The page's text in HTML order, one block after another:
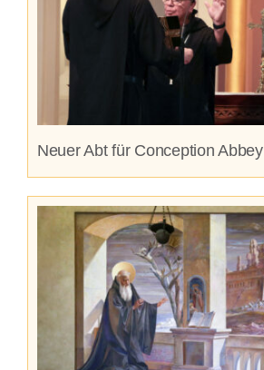
Neuer Abt für Conception Abbey